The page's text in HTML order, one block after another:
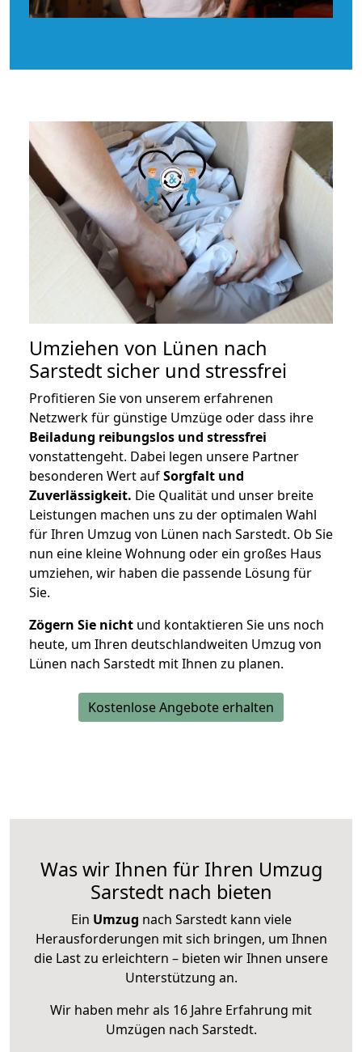
Umziehen von Lünen nach
Sarstedt sicher und stressfrei
Profitieren Sie von unserem erfahrenen
Netzwerk für günstige Umzüge oder dass ihre
Beiladung reibungslos und stressfrei
vonstattengeht. Dabei legen unsere Partner
besonderen Wert aufSorgfalt und
Zuverlässigkeit. Die Qualität und unser breite
Leistungen machen uns zu der optimalen Wahl
für Ihren Umzug von Lünen nach Sarstedt. Ob Sie
nun eine kleine Wohnung oder ein großes Haus
umziehen, wir haben die passende Lösung für
Sie.
Zögern Sie nicht und kontaktieren Sie uns noch
heute, um Ihren deutschlandweiten Umzug von
Lünen nach Sarstedt mit Ihnen zu planen.
Kostenlose Angebote erhalten
Was wir Ihnen für Ihren Umzug
Sarstedt nach bieten
Ein Umzug nach Sarstedt kann viele
Herausforderungen mit sich bringen, um Ihnen
die Last zu erleichtern – bieten wir Ihnen unsere
Unterstützung an.
Wir haben mehr als 16 Jahre Erfahrung mit
Umzügen nach Sarstedt.